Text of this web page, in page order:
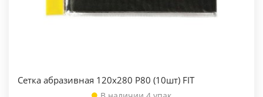
Сетка абразивная 120х280 Р80 (10шт) FIT